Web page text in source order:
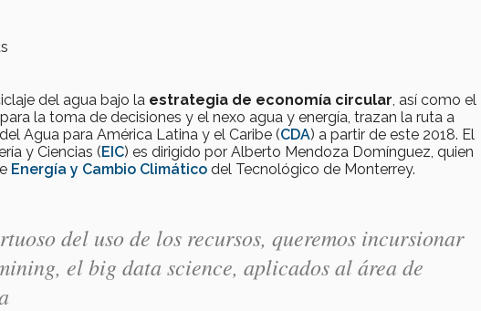
del agua bajo la estrategia de economía circular , así como el
la toma de decisiones y el nexo agua y energía, trazan la ruta a
Agua para América Latina y el Caribe (CDA) a partir de este 2018. El
y Ciencias (EIC) es dirigido por Alberto Mendoza Domínguez, quien
Energía y Cambio Climático del Tecnológico de Monterrey.
del uso de los recursos, queremos incursionar
, elbig data science, aplicados al área de